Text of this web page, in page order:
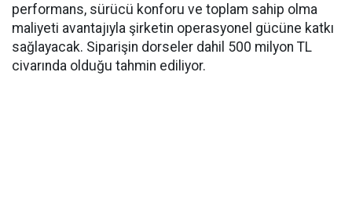
performans, sürücü konforu ve toplam sahip olma
maliyeti avantajıyla şirketin operasyonel gücüne katkı
sağlayacak. Siparişin dorseler dahil 500 milyon TL
civarında olduğu tahmin ediliyor.